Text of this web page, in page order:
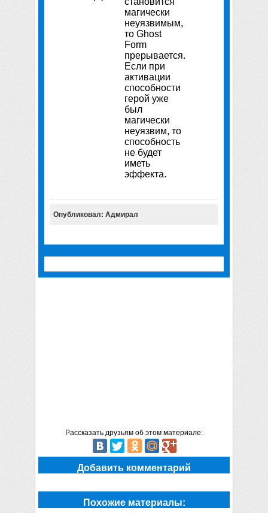
магически
неуязвимым,
то Ghost
Form
прерывается.
Если при
активации
способности
герой уже
был
магически
неуязвим, то
способность
не будет
иметь
эффекта.
Опубликовал: Адмирал
Рассказать друзьям об этом материале:
Добавить комментарий
Похожие материалы: